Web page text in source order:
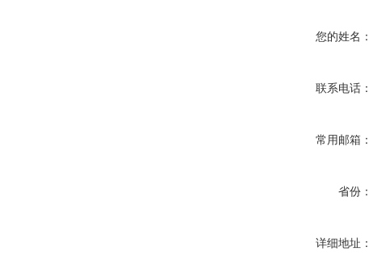
您的姓名：
联系电话：
常用邮箱：
省份：
详细地址：